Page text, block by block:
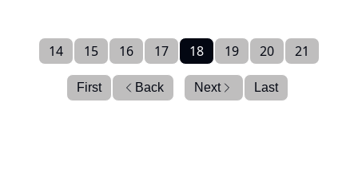
First Back
14 15 16 17 18 19 20 21
Next Last